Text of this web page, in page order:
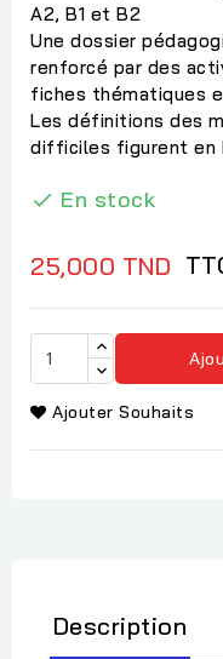
A2, B1 et B2
Une dossier
renforcé par des
fiches thématiques
Les définitions des
difficiles figurent en
 En stock
25,000 TND
Ajouter Souhaits
Description